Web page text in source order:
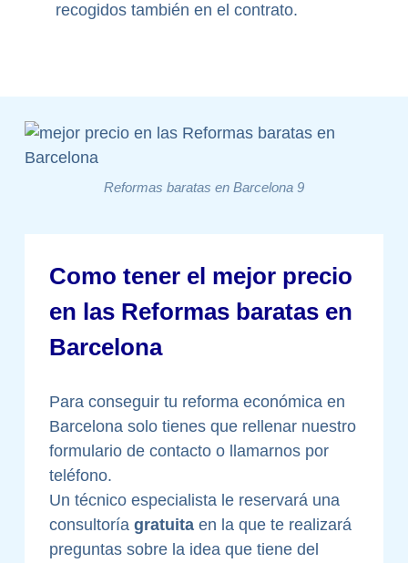
recogidos también en el contrato.
Reformas baratas en Barcelona 9
Como tener el mejor precio
en las Reformas baratas en
Barcelona
Para conseguir tu reforma económica en
Barcelona solo tienes que rellenar nuestro
formulario de contacto o llamarnos por
teléfono.
Un técnico especialista le reservará una
consultoría gratuita en la que te realizará
preguntas sobre la idea que tiene del